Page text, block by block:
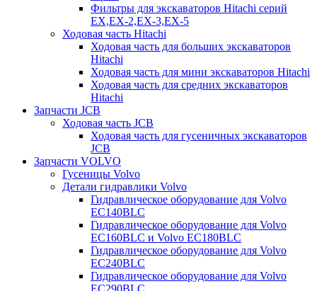
Фильтры для экскаваторов Hitachi серий
EX,EX-2,EX-3,EX-5
Ходовая часть Hitachi
Ходовая часть для больших экскаваторов
Hitachi
Ходовая часть для мини экскаваторов Hitachi
Ходовая часть для средних экскаваторов
Hitachi
Запчасти JCB
Ходовая часть JCB
Ходовая часть для гусеничных экскаваторов
JCB
Запчасти VOLVO
Гусеницы Volvo
Детали гидравлики Volvo
Гидравлическое оборудование для Volvo
EC140BLC
Гидравлическое оборудование для Volvo
EC160BLC и Volvo EC180BLC
Гидравлическое оборудование для Volvo
EC240BLC
Гидравлическое оборудование для Volvo
EC290BLC